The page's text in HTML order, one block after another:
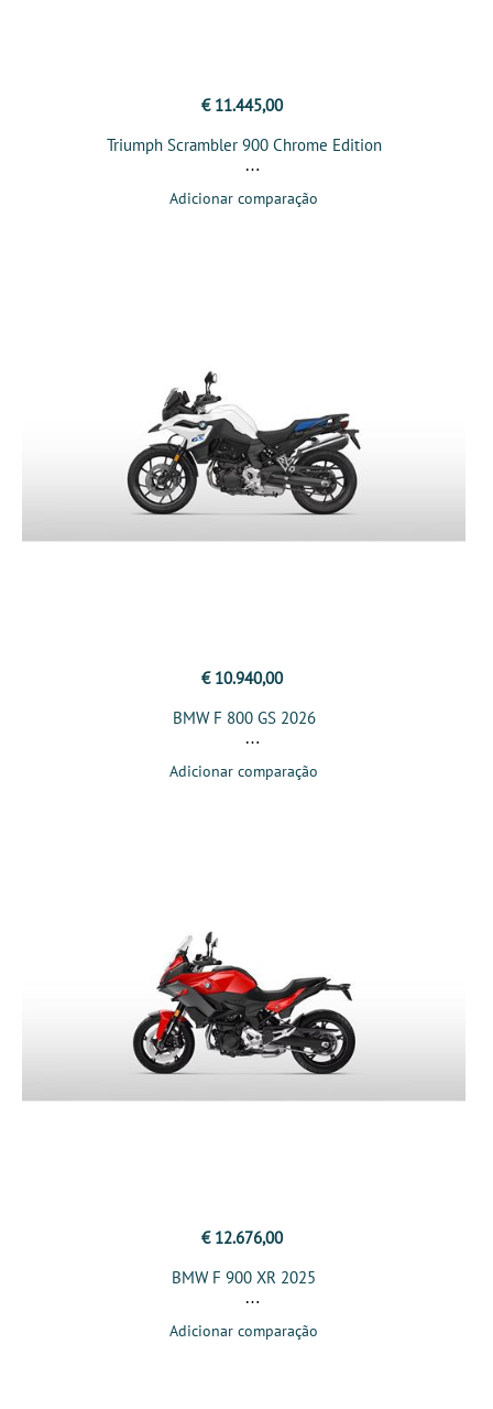
€ 11.445,00
Triumph Scrambler 900 Chrome Edition
Adicionar comparação
€ 10.940,00
BMW F 800 GS 2026
Adicionar comparação
€ 12.676,00
BMW F 900 XR 2025
Adicionar comparação